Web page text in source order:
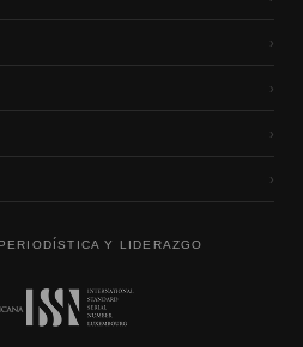
›
›
›
›
Y LIDERAZGO